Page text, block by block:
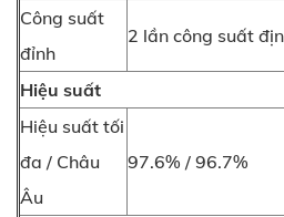
Công suất
đỉnh
2 lần công suất
Hiệu suất
Hiệu suất tối
đa / Châu
Âu
97.6% / 96.7%